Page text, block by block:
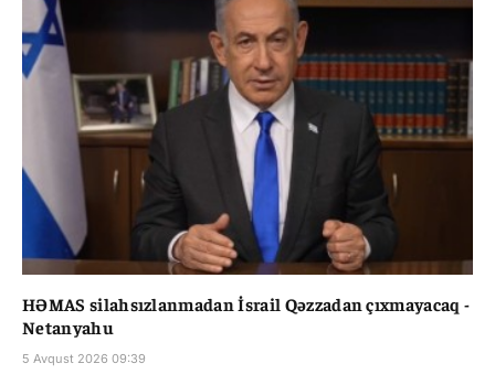
HƏMAS silahsızlanmadan İsrail Qəzzadan çıxmayacaq -
Netanyahu
5 Avqust 2026 09:39